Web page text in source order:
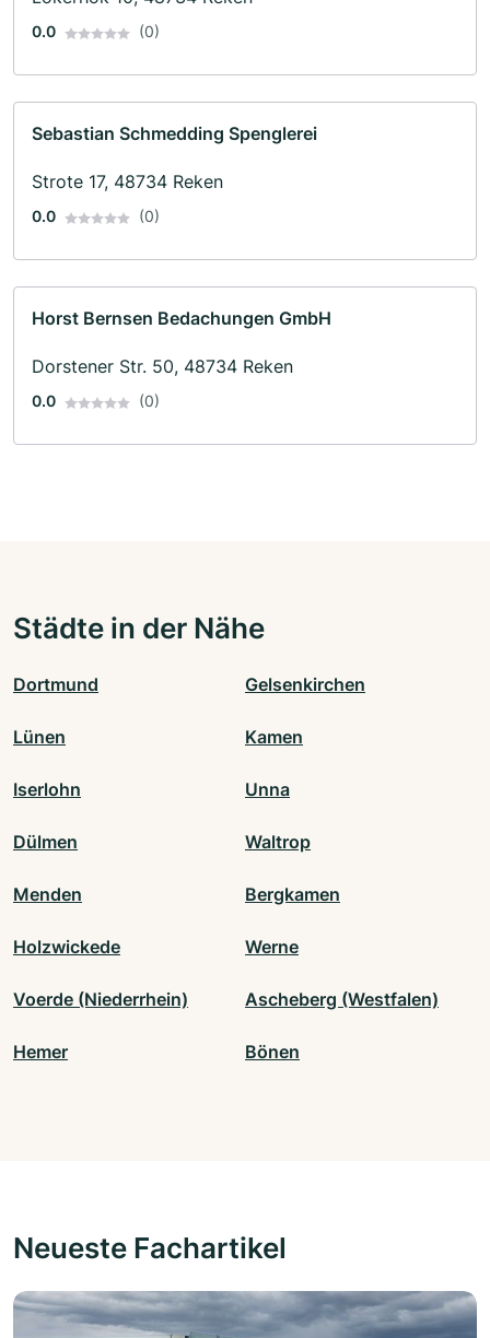
0.0 (0)
Sebastian Schmedding Spenglerei
Strote 17, 48734 Reken
0.0 (0)
Horst Bernsen Bedachungen GmbH
Dorstener Str. 50, 48734 Reken
0.0 (0)
Städte in der Nähe
Dortmund Gelsenkirchen
Lünen Kamen
Iserlohn Unna
Dülmen Waltrop
Menden Bergkamen
Holzwickede Werne
Voerde (Niederrhein) Ascheberg (Westfalen)
Hemer Bönen
Neueste Fachartikel